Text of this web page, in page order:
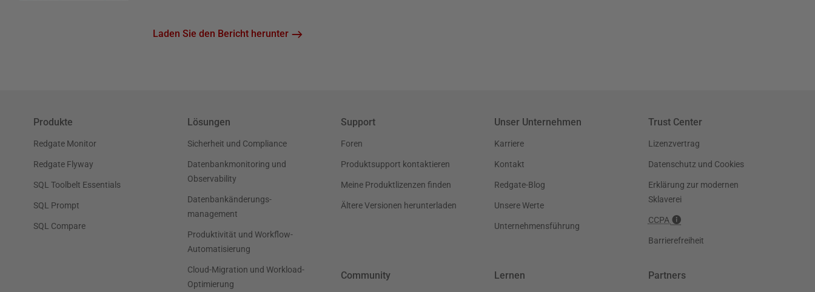
Laden Sie den Bericht herunter
Produkte
Redgate Monitor
Redgate Flyway
SQL Toolbelt Essentials
SQL Prompt
SQL Compare
Lösungen
Sicherheit und Compliance
Datenbankmonitoring und
Observability
Datenbankänderungs-
management
Produktivität und Workflow-
Automatisierung
Cloud-Migration und Workload-
Optimierung
Support
Foren
Produktsupport kontaktieren
Meine Produktlizenzen finden
Ältere Versionen herunterladen
Unser Unternehmen
Karriere
Kontakt
Redgate-Blog
Unsere Werte
Unternehmensführung
Trust Center
Lizenzvertrag
Datenschutz und Cookies
Erklärung zur modernen
Sklaverei
CCPA
Barrierefreiheit
Community Lernen Partners